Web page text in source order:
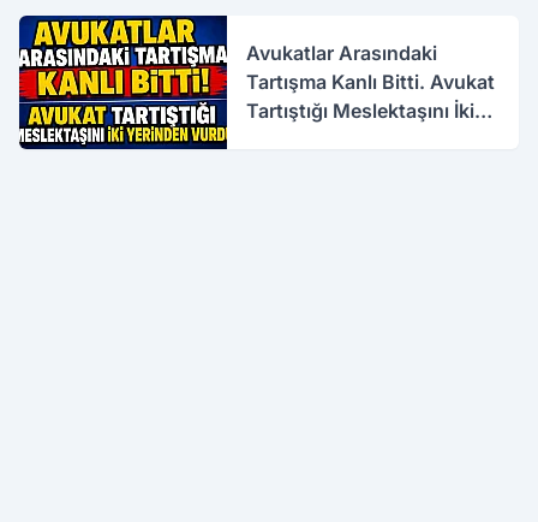
Avukatlar Arasındaki
Tartışma Kanlı Bitti. Avukat
Tartıştığı Meslektaşını İki